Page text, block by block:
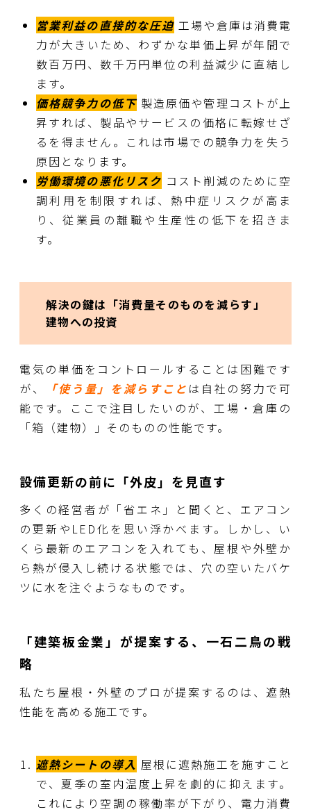
営業利益の直接的な圧迫 工場や倉庫は消費電
力が大きいため、わずかな単価上昇が年間で
数百万円、数千万円単位の利益減少に直結し
ます。
価格競争力の低下製造原価や管理コストが上
昇すれば、製品やサービスの価格に転嫁せざ
るを得ません。これは市場での競争力を失う
原因となります。
労働環境の悪化リスク コスト削減のために空
調利用を制限すれば、熱中症リスクが高ま
り、従業員の離職や生産性の低下を招きま
す。
解決の鍵は「消費量そのものを減らす」
建物への投資
電気の単価をコントロールすることは困難です
が、
「使う量」を減らすこと は自社の努力で可
能です。ここで注目したいのが、工場・倉庫の
「箱（建物）」そのものの性能です。
設備更新の前に「外皮」を見直す
多くの経営者が「省エネ」と聞くと、エアコン
の更新やLED化を思い浮かべます。しかし、い
くら最新のエアコンを入れても、屋根や外壁か
ら熱が侵入し続ける状態では、穴の空いたバケ
ツに水を注ぐようなものです。
「建築板金業」が提案する、一石二鳥の戦
略
私たち屋根・外壁のプロが提案するのは、遮熱
性能を高める施工です。
遮熱シートの導入 屋根に遮熱施工を施すこと
で、夏季の室内温度上昇を劇的に抑えます。
これにより空調の稼働率が下がり、電力消費